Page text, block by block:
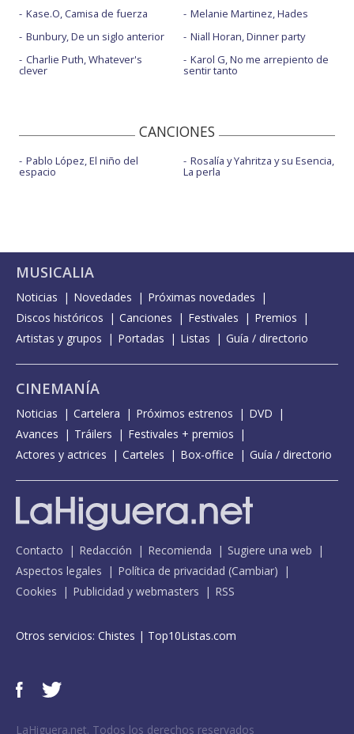
Kase.O, Camisa de fuerza
Bunbury, De un siglo anterior
Charlie Puth, Whatever's
clever
Melanie Martinez, Hades
Niall Horan, Dinner party
Karol G, No me arrepiento de
sentir tanto
CANCIONES
Pablo López, El niño del
espacio
Rosalía y Yahritza y su Esencia,
La perla
MUSICALIA
Noticias Novedades
Próximas novedades
Discos históricos
Canciones Festivales
Premios
Artistas y grupos
Portadas Listas Guía / directorio
CINEMANÍA
Noticias Cartelera Próximos estrenos
DVD
Avances
Tráilers
Festivales + premios
Actores y actrices
Carteles Box-office Guía / directorio
Contacto Redacción Recomienda
Sugiere una web
Aspectos legales
Política de privacidad (Cambiar)
Cookies
Publicidad y webmasters RSS
Otros servicios: Chistes | Top10Listas.com
LaHiguera.net. Todos los derechos reservados